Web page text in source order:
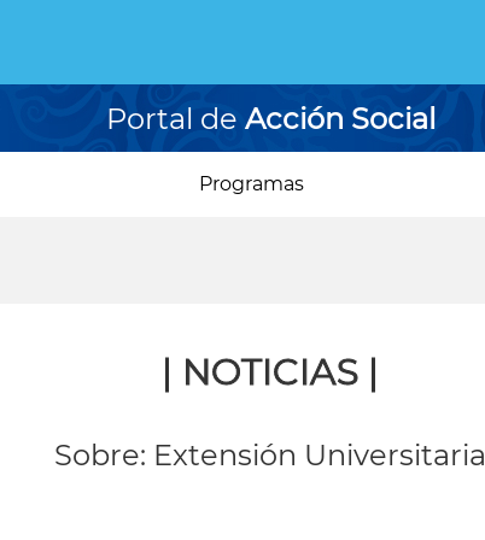
Portal de Acción Social
Programas
| NOTICIAS |
Sobre: Extensión Universitaria